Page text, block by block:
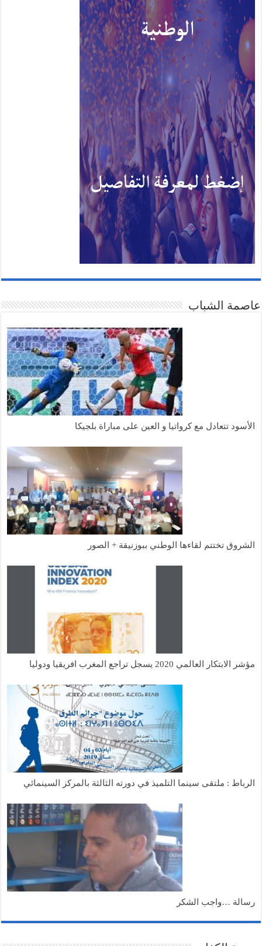
عاصمة الشباب
الأسود تتعادل مع كرواتيا و العين على مباراة بلجيكا
الشروق تختتم لقاءها الوطني ببوزنيقة + الصور
مؤشر الابتكار العالمي 2020 يسجل تراجع المغرب افريقيا ودوليا
الرباط : ملتقى سينما التلميذ في دورته الثالثة بالمركز السينمائي
رسالة …واجب الشكر